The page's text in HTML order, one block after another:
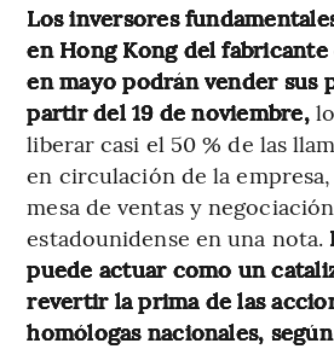
Los inversores
en Hong Kong del
en mayo podrán vender sus
partir del 19 de noviembre,
liberar casi el 50 % de las
en circulación de la
mesa de ventas y
estadounidense en una nota.
puede actuar como un
revertir la prima de las
homólogas nacionales,